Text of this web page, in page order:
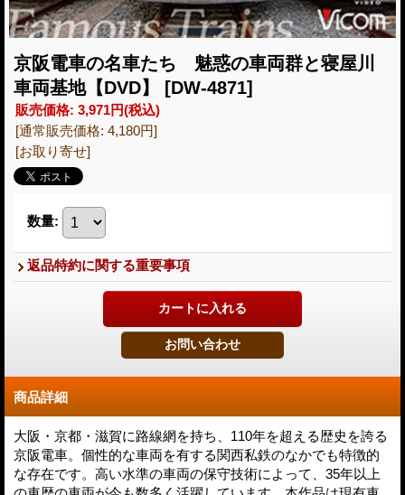
京阪電車の名車たち 魅惑の車両群と寝屋川
車両基地【DVD】
[DW-4871]
販売価格: 3,971円(税込)
[通常販売価格: 4,180円]
[お取り寄せ]
数量:
返品特約に関する重要事項
商品詳細
大阪・京都・滋賀に路線網を持ち、110年を超える歴史を誇る
京阪電車。個性的な車両を有する関西私鉄のなかでも特徴的
な存在です。高い水準の車両の保守技術によって、35年以上